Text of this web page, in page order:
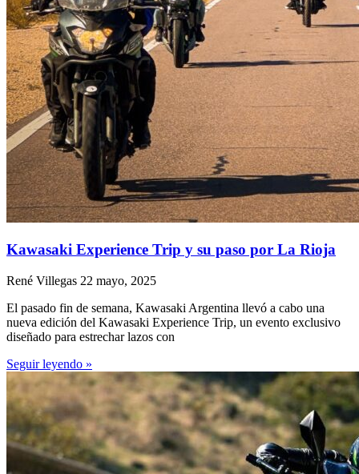
Kawasaki Experience Trip y su paso por La Rioja
René Villegas 22 mayo, 2025
El pasado fin de semana, Kawasaki Argentina llevó a cabo una
nueva edición del Kawasaki Experience Trip, un evento exclusivo
diseñado para estrechar lazos con
Seguir leyendo »